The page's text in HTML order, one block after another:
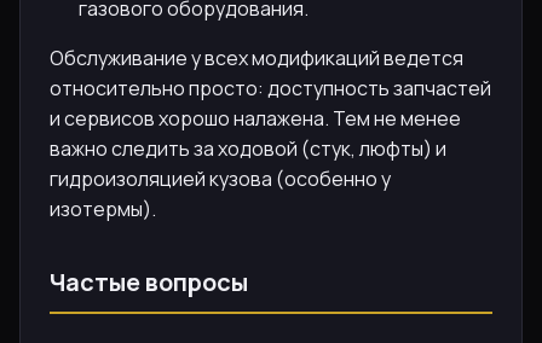
газового оборудования.
Обслуживание у всех модификаций ведется
относительно просто: доступность запчастей
и сервисов хорошо налажена. Тем не менее
важно следить за ходовой (стук, люфты) и
гидроизоляцией кузова (особенно у
изотермы).
Частые вопросы